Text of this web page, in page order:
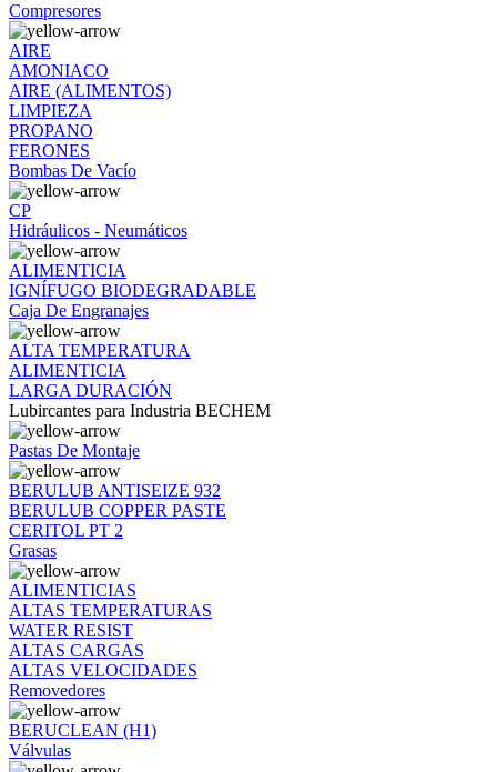
Compresores
AIRE
AMONIACO
AIRE (ALIMENTOS)
LIMPIEZA
PROPANO
FERONES
Bombas De Vacío
CP
Hidráulicos - Neumáticos
ALIMENTICIA
IGNÍFUGO BIODEGRADABLE
Caja De Engranajes
ALTA TEMPERATURA
ALIMENTICIA
LARGA DURACIÓN
Lubircantes para Industria BECHEM
Pastas De Montaje
BERULUB ANTISEIZE 932
BERULUB COPPER PASTE
CERITOL PT 2
Grasas
ALIMENTICIAS
ALTAS TEMPERATURAS
WATER RESIST
ALTAS CARGAS
ALTAS VELOCIDADES
Removedores
BERUCLEAN (H1)
Válvulas